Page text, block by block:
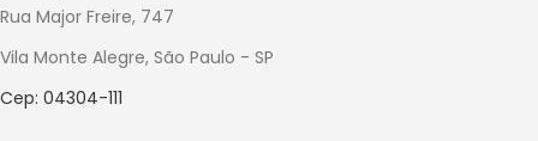
Rua Major Freire, 747
Vila Monte Alegre, São Paulo - SP
Cep: 04304-111